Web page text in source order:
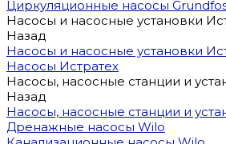
Циркуляционные насосы
Насосы и насосные установки
Назад
Насосы и насосные установки
Насосы Истратех
Насосы, насосные станции и
Назад
Насосы, насосные станции и
Дренажные насосы Wilo